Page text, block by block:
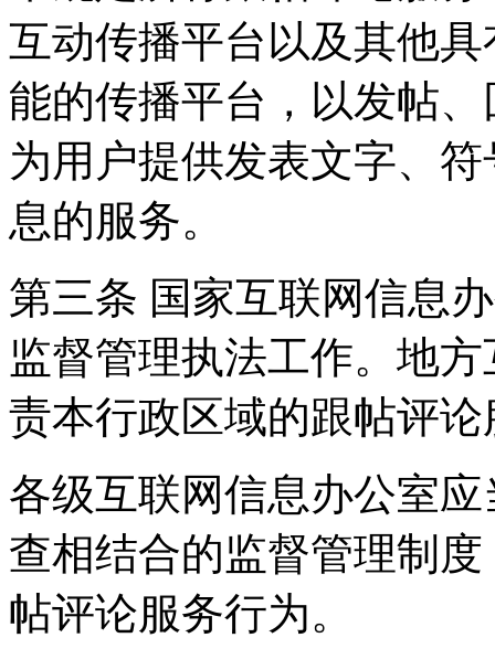
互动传播平台以及其他
能的传播平台，以发帖
为用户提供发表文字、
息的服务。
第三条 国家互联网信息
监督管理执法工作。地
责本行政区域的跟帖评
各级互联网信息办公室
查相结合的监督管理制
帖评论服务行为。